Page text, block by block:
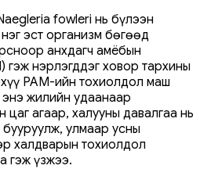
fowleri нь бүлээн
эст организм бөгөөд
анхдагч амёбын
гэж нэрлэгддэг ховор тархины
PAM-ийн тохиолдол маш
энэ жилийн удаанаар
цаг агаар, халууны давалгаа нь
бууруулж, улмаар усны
халдварын тохиолдол
гэж үзжээ.